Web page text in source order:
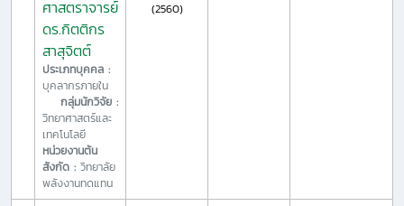
ศาสตราจารย์
ดร.กิตติกร
สาสุจิตต์
ประเภทบุคคล :
บุคลากรภายใน
กลุ่มนักวิจัย :
วิทยาศาสตร์และ
เทคโนโลยี
หน่วยงานต้น
สังกัด : วิทยาลัย
พลังงานทดแทน
(2560)